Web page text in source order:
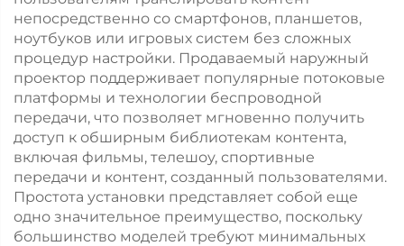
непосредственно со смартфонов, планшетов,
ноутбуков или игровых систем без сложных
процедур настройки. Продаваемый наружный
проектор поддерживает популярные потоковые
платформы и технологии беспроводной
передачи, что позволяет мгновенно получить
доступ к обширным библиотекам контента,
включая фильмы, телешоу, спортивные
передачи и контент, созданный пользователями.
Простота установки представляет собой еще
одно значительное преимущество, поскольку
большинство моделей требуют минимальных